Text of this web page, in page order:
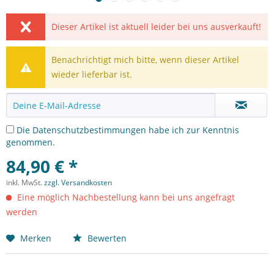
Dieser Artikel ist aktuell leider bei uns ausverkauft!
Benachrichtigt mich bitte, wenn dieser Artikel
wieder lieferbar ist.
Die Datenschutzbestimmungen habe ich zur Kenntnis
genommen.
84,90 € *
inkl. MwSt.zzgl. Versandkosten
Eine möglich Nachbestellung kann bei uns angefragt
werden
Merken Bewerten